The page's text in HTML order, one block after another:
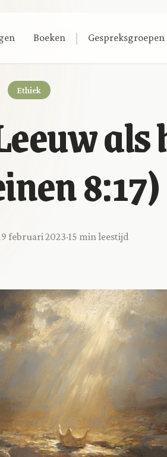
Boeken | Gespreksgroepen
Ethiek
8:17)
februari 2023·15 min leestijd